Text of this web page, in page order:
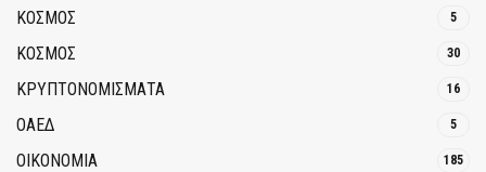
ΚΟΣΜΟΣ 5
ΚΟΣΜΟΣ 30
ΚΡΥΠΤΟΝΟΜΊΣΜΑΤΑ 16
ΟΑΕΔ 5
ΟΙΚΟΝΟΜΙΑ 185